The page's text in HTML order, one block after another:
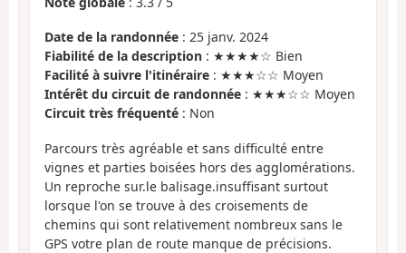
Date de la randonnée : 25 janv. 2024
Fiabilité de la description : ★★★★☆ Bien
Facilité à suivre l'itinéraire : ★★★☆☆ Moyen
Intérêt du circuit de randonnée : ★★★☆☆ Moyen
Circuit très fréquenté : Non
Parcours très agréable et sans difficulté entre
vignes et parties boisées hors des agglomérations.
Un reproche sur.le balisage.insuffisant surtout
lorsque l'on se trouve à des croisements de
chemins qui sont relativement nombreux sans le
GPS votre plan de route manque de précisions.